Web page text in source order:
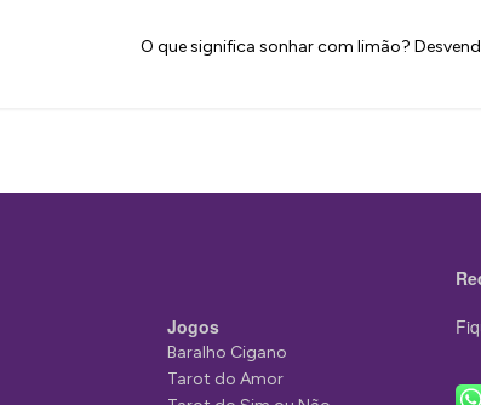
O que significa sonhar com limão?
Jogos
Baralho Cigano
Tarot do Amor